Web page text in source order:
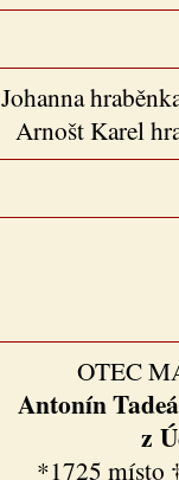
Johanna
Arnošt Karel
OTEC
Antonín
z
*1725 místo